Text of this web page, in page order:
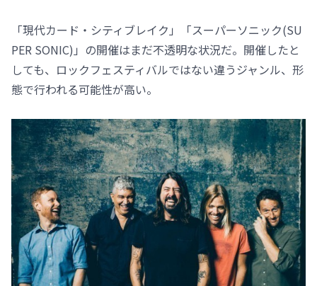
「現代カード・シティブレイク」「スーパーソニック(SU
PER SONIC)」の開催はまだ不透明な状況だ。開催したと
しても、ロックフェスティバルではない違うジャンル、形
態で行われる可能性が高い。